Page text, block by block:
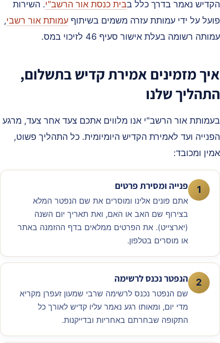
נאמר בדרך כלל בבית כנסת אור הרשב"י. השירות
על ידי עמותת עזרה משמים בשיתוףעמותת אור רשבי,
רשומה בעלת אישור סעיף 46 לזיכוי במס.
מזמינים אמירת קדיש בתשלום,
שלנו
אור הרשב"י אנו מלווים אתכם צעד אחר צעד, מרגע
ועד לאמירת הקדיש היומיומית. כל התהליך פשוט,
ומכובד:
1 פנייה ומסירת פרטים
אתם פונים אלינו ומוסרים את שם הנפטר המלא
בצירוף שם האב או האם, ואת תאריך יום השנה
(יארצייט). את הפרטים ממלאים בדף ההזמנה באתר
או מוסרים בטלפון.
2 הנפטר נכנס לרשימה
שם הנפטר נכנס לרשימה שרבי שמעון זעפרן מקריא
מדי יום, ומאותו רגע נאמר עליו קדיש לאורך כל
התקופה שבחרתם באחריות ובדייקנות.